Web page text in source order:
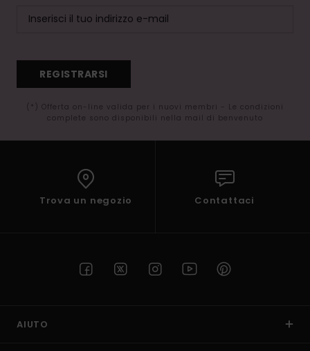
REGISTRARSI
(*) Offerta on-line valida per i nuovi membri - Le condizioni
complete sono disponibili nella mail di benvenuto
Trova un negozio Contattaci
AIUTO